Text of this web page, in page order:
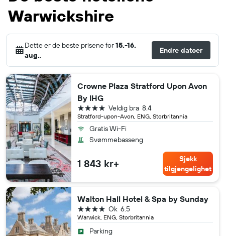
Warwickshire
Dette er de beste prisene for15.-16.
aug.
Endre datoer
Crowne Plaza Stratford Upon Avon
By IHG
Stratford-upon-Avon, ENG, Storbritannia
8.4
Veldig bra
4 stjerner
Gratis Wi-Fi
Svømmebasseng
1 843 kr+
Sjekk
tilgjengelighet
Walton Hall Hotel & Spa by Sunday
Warwick, ENG, Storbritannia
6.5
Ok
4 stjerner
Parking